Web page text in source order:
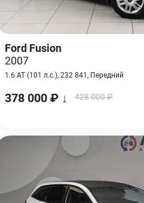
Ford Fusion
2007
1.6 AT (101 л.с.), 232 841, Передний
378 000 ₽ ↓ 428 000 ₽